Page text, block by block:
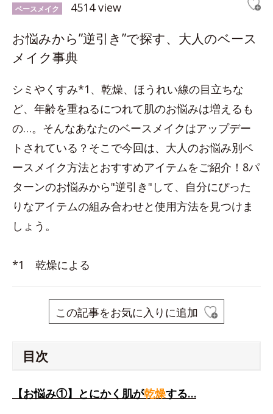
ベースメイク 4514 view
お悩みから”逆引き”で探す、大人のベース
メイク事典
シミやくすみ*1、乾燥、ほうれい線の目立ちな
ど、年齢を重ねるにつれて肌のお悩みは増えるも
の…。そんなあなたのベースメイクはアップデー
トされている？そこで今回は、大人のお悩み別ベ
ースメイク方法とおすすめアイテムをご紹介！8パ
ターンのお悩みから"逆引き"して、自分にぴった
りなアイテムの組み合わせと使用方法を見つけま
しょう。
*1 乾燥による
この記事をお気に入りに追加
目次
【お悩み①】とにかく肌が乾燥する…